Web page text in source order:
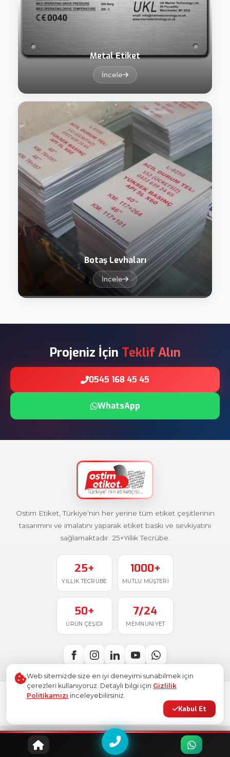
Metal Etiket
İncele
Botaş Levhaları
İncele
Projeniz İçin Teklif Alın
0545 168 45 45
WhatsApp
Ostim Etiket, Türkiye'nin her yerine tüm etiket çeşitlerinin
tasarımını ve imalatını yaparak etiket baskı ve sevkiyatını
sağlamaktadır. 25+Yıllık Tecrübe.
25+
YILLIK TECRÜBE
1000+
MUTLU MÜŞTERI
50+
ÜRÜN ÇEŞIDI
7/24
MEMNUNIYET
. Tüm hakları saklıdır.
Türkiye'de ile üretildi
Site Haritası
Web sitemizde size en iyi deneyimi sunabilmek için
çerezleri kullanıyoruz. Detaylı bilgi için Gizlilik
Politikamızı inceleyebilirsiniz.
Kabul Et